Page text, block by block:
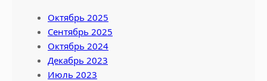
Октябрь 2025
Сентябрь 2025
Октябрь 2024
Декабрь 2023
Июль 2023